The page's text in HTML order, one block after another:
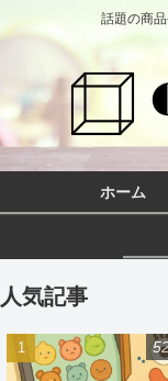
話題の商
ホーム
人気記事